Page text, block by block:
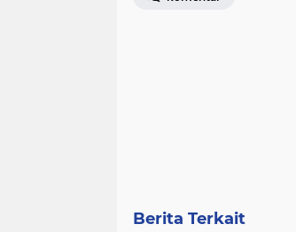
Berita Terkait